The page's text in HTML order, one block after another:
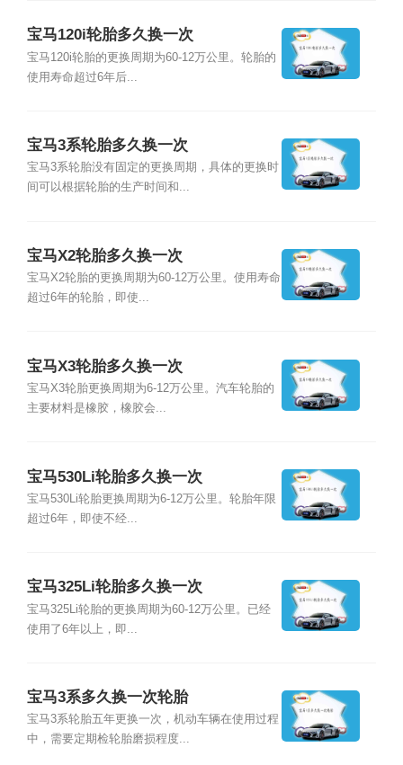
宝马120i轮胎多久换一次
宝马120i轮胎的更换周期为60-12万公里。轮胎的
使用寿命超过6年后...
宝马3系轮胎多久换一次
宝马3系轮胎没有固定的更换周期，具体的更换时
间可以根据轮胎的生产时间和...
宝马X2轮胎多久换一次
宝马X2轮胎的更换周期为60-12万公里。使用寿命
超过6年的轮胎，即使...
宝马X3轮胎多久换一次
宝马X3轮胎更换周期为6-12万公里。汽车轮胎的
主要材料是橡胶，橡胶会...
宝马530Li轮胎多久换一次
宝马530Li轮胎更换周期为6-12万公里。轮胎年限
超过6年，即使不经...
宝马325Li轮胎多久换一次
宝马325Li轮胎的更换周期为60-12万公里。已经
使用了6年以上，即...
宝马3系多久换一次轮胎
宝马3系轮胎五年更换一次，机动车辆在使用过程
中，需要定期检轮胎磨损程度...